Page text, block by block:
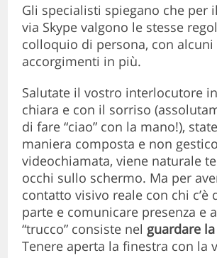
Gli specialisti spiegano che per
via Skype valgono le stesse
colloquio di persona, con alcuni
accorgimenti in più.
Salutate il vostro interlocutore
chiara e con il sorriso
di fare “ciao” con la mano!),
maniera composta e non
videochiamata, viene naturale
occhi sullo schermo. Ma per
contatto visivo reale con chi c’è
parte e comunicare presenza e
“trucco” consiste nel guardare
Tenere aperta la finestra con la